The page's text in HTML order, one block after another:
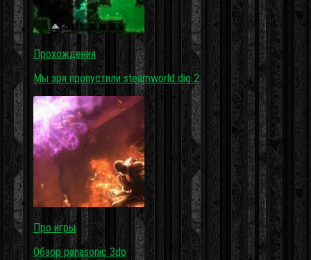
Прохождения
Мы зря пропустили steamworld dig 2
Про игры
Обзор panasonic 3do